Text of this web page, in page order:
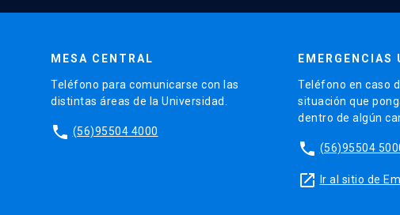
MESA CENTRAL
Teléfono para comunicarse con las
distintas áreas de la Universidad.
phone (56)95504 4000
EMERGENCIAS
Teléfono en caso
situación que
dentro de algún
phone (56)95504
launch Ir al sitio de